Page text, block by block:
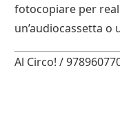
fotocopiare per
un’audiocassetta o
Al Circo! /